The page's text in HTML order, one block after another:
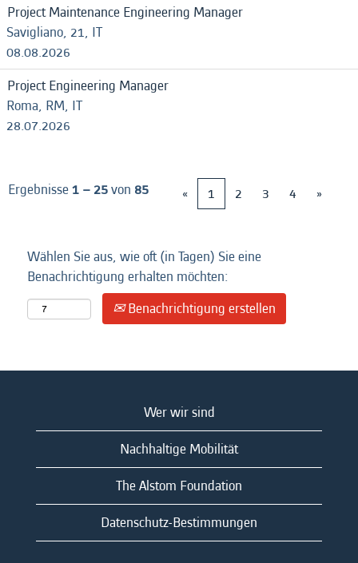
Project Maintenance Engineering Manager
Savigliano, 21, IT
08.08.2026
Project Engineering Manager
Roma, RM, IT
28.07.2026
Ergebnisse1 – 25von 85 « 1 2 3 4 »
Wählen Sie aus, wie oft (in Tagen) Sie eine
Benachrichtigung erhalten möchten:
Benachrichtigung erstellen
Wer wir sind
Nachhaltige Mobilität
The Alstom Foundation
Datenschutz-Bestimmungen